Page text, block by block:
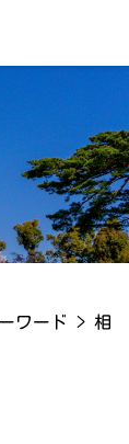
ワード > 相